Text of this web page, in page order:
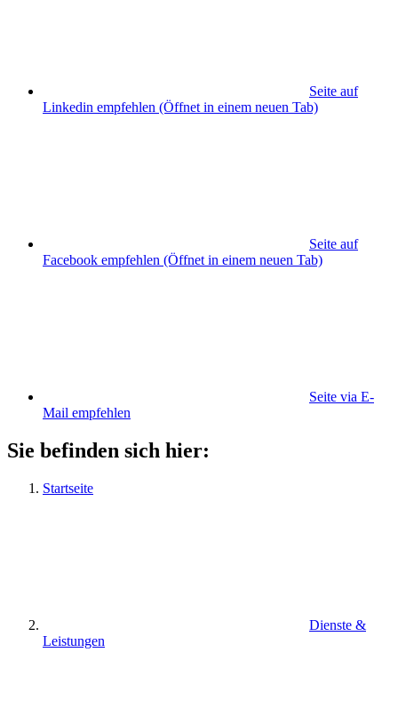
Seite auf
Linkedin empfehlen (Öffnet in einem neuen Tab)
Seite auf
Facebook empfehlen (Öffnet in einem neuen Tab)
Seite via E-
Mail empfehlen
Sie befinden sich hier:
Startseite
Dienste &
Leistungen